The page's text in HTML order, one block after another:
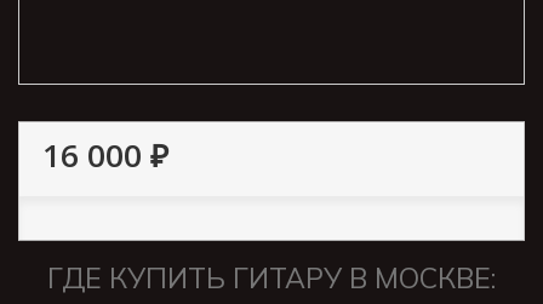
16 000 ₽
ГДЕ КУПИТЬ ГИТАРУ В МОСКВЕ: